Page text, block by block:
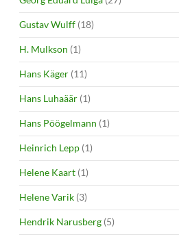
Gustav Wulff (18)
H. Mulkson (1)
Hans Käger (11)
Hans Luhaäär (1)
Hans Pöögelmann (1)
Heinrich Lepp (1)
Helene Kaart (1)
Helene Varik (3)
Hendrik Narusberg (5)